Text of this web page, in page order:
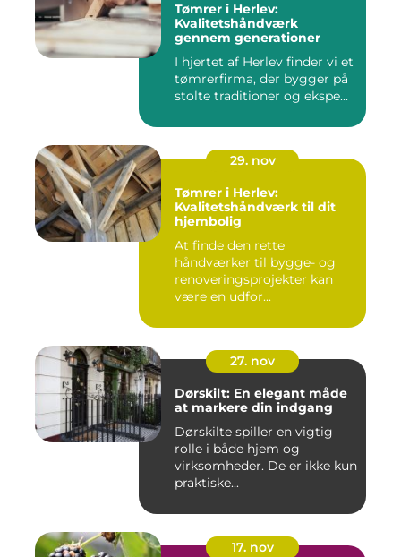
Tømrer i Herlev:
Kvalitetshåndværk
gennem generationer
I hjertet af Herlev finder vi et
tømrerfirma, der bygger på
stolte traditioner og ekspe...
29. nov
Tømrer i Herlev:
Kvalitetshåndværk til dit
hjembolig
At finde den rette
håndværker til bygge- og
renoveringsprojekter kan
være en udfor...
27. nov
Dørskilt: En elegant måde
at markere din indgang
Dørskilte spiller en vigtig
rolle i både hjem og
virksomheder. De er ikke kun
praktiske...
17. nov